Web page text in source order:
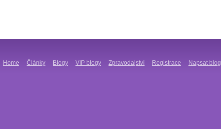
Home Články Blogy VIP blogy Zpravodajství Registrace Napsat blog